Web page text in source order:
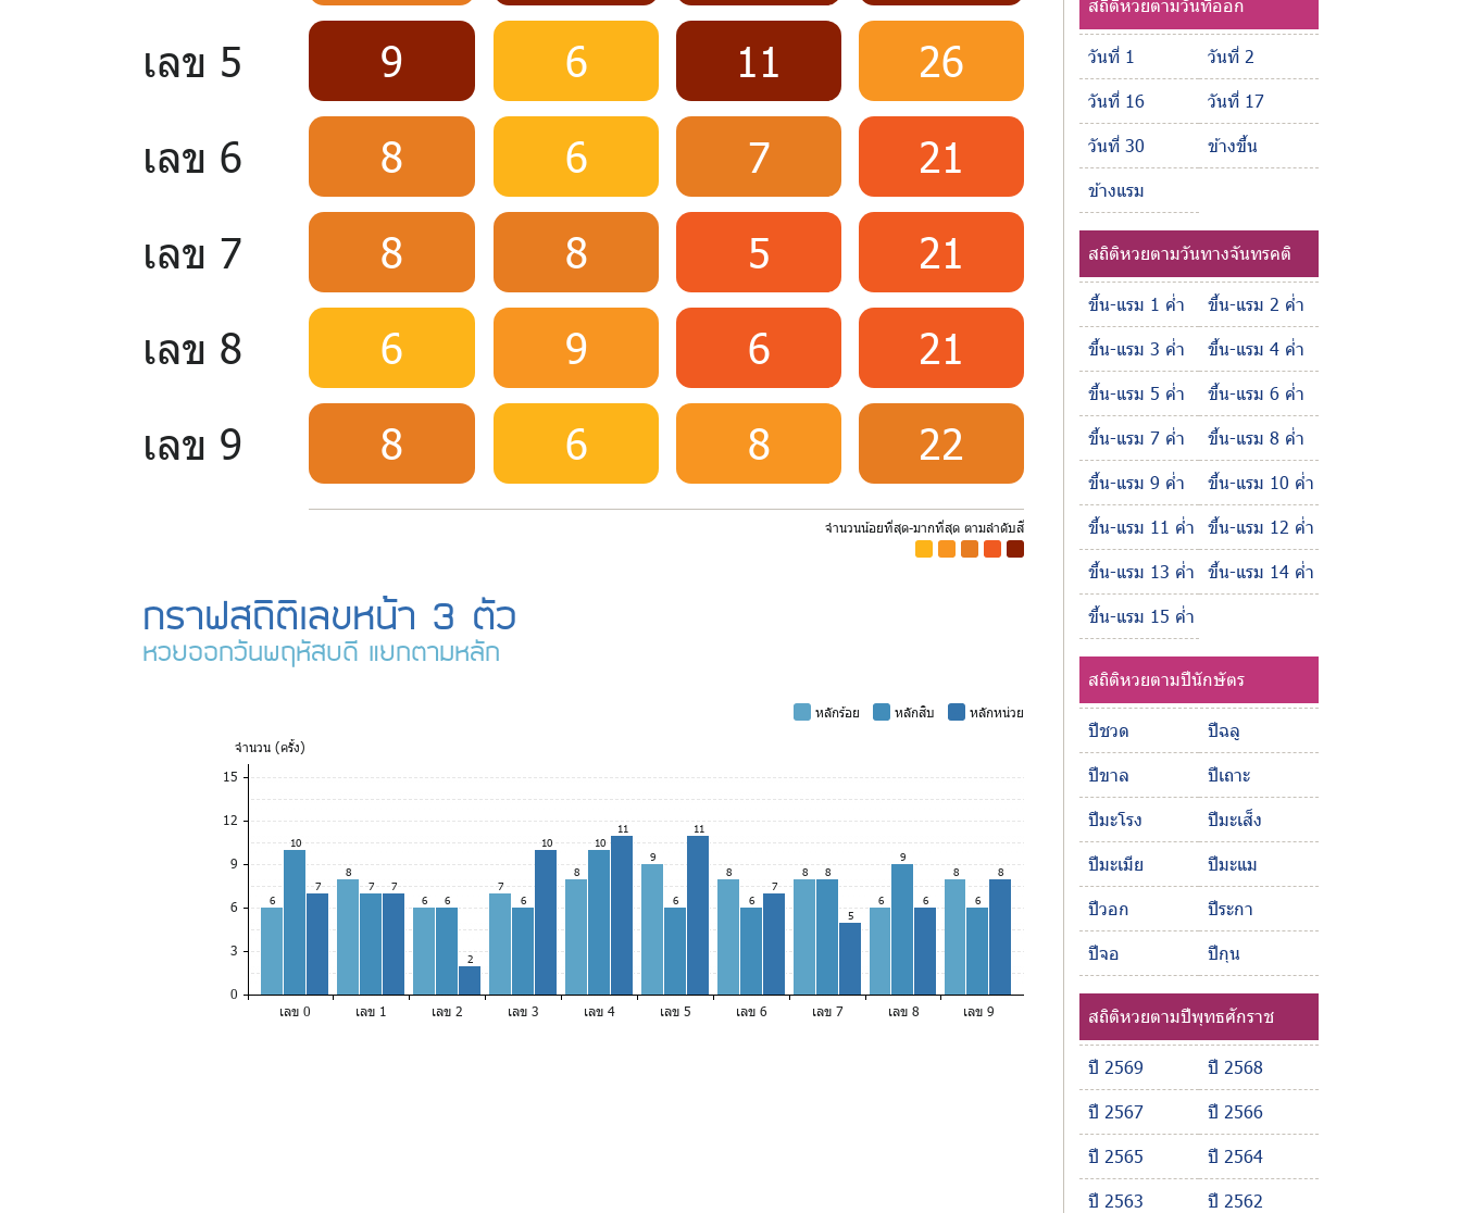
เลข 5
9 6 11
26
เลข 6
8 6 7
21
เลข 7
8 8 5
21
เลข 8
6 9 6
21
เลข 9
8 6 8 22
จำนวนน้อยที่สุด-มากที่สุด ตามลำดับสี
กราฟสถิติเลขหน้า 3 ตัว
หวยออกวันพฤหัสบดี แยกตามหลัก
หลักร้อย หลักสิบ
หลักหน่วย
จำนวน (ครั้ง)
15
12
9
6
3
0
6
10
7
8
7
7
6
6
2
7
6
10
8
10
11
9
6
11
8
6
7
8 8
5
6
9
6
8
6
8
เลข 0 เลข 1 เลข 2 เลข 3 เลข 4 เลข 5 เลข 6 เลข 7 เลข 8 เลข 9
สถิติหวยตามวันที่ออก
วันที่ 1
วันที่ 2
วันที่ 16
วันที่ 17
วันที่ 30
ข้างขึ้น
ข้างแรม
สถิติหวยตามวันทางจันทรคติ
ขึ้น-แรม 1 ค่ำ
ขึ้น-แรม 2 ค่ำ
ขึ้น-แรม 3 ค่ำ
ขึ้น-แรม 4 ค่ำ
ขึ้น-แรม 5 ค่ำ
ขึ้น-แรม 6 ค่ำ
ขึ้น-แรม 7 ค่ำ
ขึ้น-แรม 8 ค่ำ
ขึ้น-แรม 9 ค่ำ
ขึ้น-แรม 10 ค่ำ
ขึ้น-แรม 11 ค่ำ
ขึ้น-แรม 12 ค่ำ
ขึ้น-แรม 13 ค่ำ
ขึ้น-แรม 14 ค่ำ
ขึ้น-แรม 15 ค่ำ
สถิติหวยตามปีนักษัตร
ปีชวด
ปีฉลู
ปีขาล
ปีเถาะ
ปีมะโรง
ปีมะเส็ง
ปีมะเมีย
ปีมะแม
ปีวอก
ปีระกา
ปีจอ
ปีกุน
สถิติหวยตามปีพุทธศักราช
ปี 2569
ปี 2568
ปี 2567
ปี 2566
ปี 2565
ปี 2564
ปี 2563
ปี 2562